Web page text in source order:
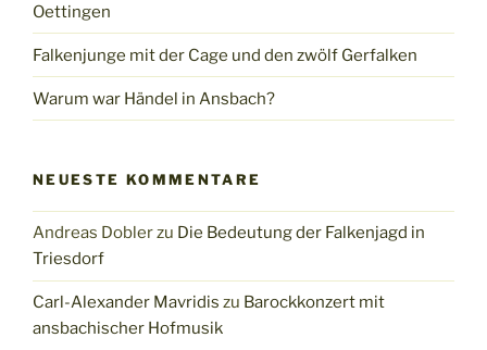
Oettingen
Falkenjunge mit der Cage und den zwölf Gerfalken
Warum war Händel in Ansbach?
NEUESTE KOMMENTARE
Andreas Doblerzu Die Bedeutung der Falkenjagd in
Triesdorf
Carl-Alexander Mavridis zu Barockkonzert mit
ansbachischer Hofmusik